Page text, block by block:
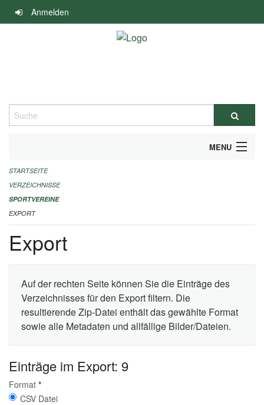
Navigation
überspringen
Anmelden
Suche
MENU
ALLGEMEINE INFORMATIONEN
FINANZIELLE UNTERSTÜTZUNG BENÖTIGT?
KONTAKT
STARTSEITE
VERZEICHNISSE
SPORTVEREINE
EXPORT
Export
Auf der rechten Seite können Sie die Einträge des
Verzeichnisses für den Export filtern. Die
resultierende Zip-Datei enthält das gewählte Format
sowie alle Metadaten und allfällige Bilder/Dateien.
Einträge im Export: 9
Format *
CSV Datei